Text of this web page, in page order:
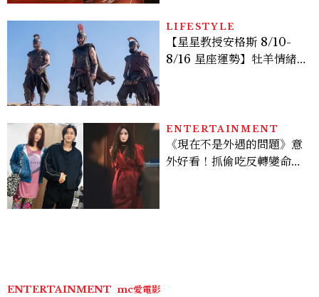
LIFESTYLE
【星星教授安格斯 8/10-
8/16 星座運勢】牡羊情緒
ENTERTAINMENT
《現在不是外遇的問題》意
外好看！抓偷吃反轉變命
ENTERTAINMENT mc愛電影